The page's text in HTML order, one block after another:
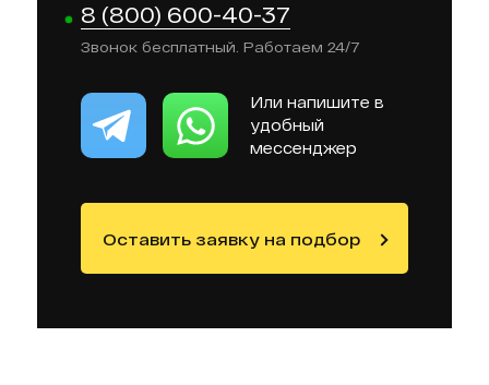
8 (800) 600-40-37
Звонок бесплатный. Работаем 24/7
Или напишите в
удобный
мессенджер
Оставить заявку на подбор